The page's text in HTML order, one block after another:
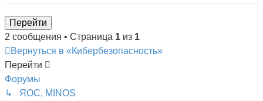
2 сообщения • Страница 1 из 1
Вернуться в «Кибербезопасность»
Перейти
Форумы
↳ ЯОС, MINOS